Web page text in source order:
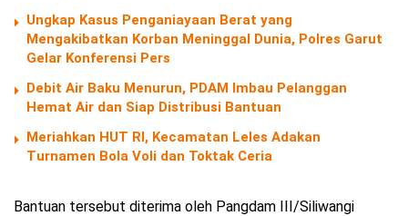
Ungkap Kasus Penganiayaan Berat yang
Mengakibatkan Korban Meninggal Dunia, Polres Garut
Gelar Konferensi Pers
Debit Air Baku Menurun, PDAM Imbau Pelanggan
Hemat Air dan Siap Distribusi Bantuan
Meriahkan HUT RI, Kecamatan Leles Adakan
Turnamen Bola Voli dan Toktak Ceria
Bantuan tersebut diterima oleh Pangdam III/Siliwangi